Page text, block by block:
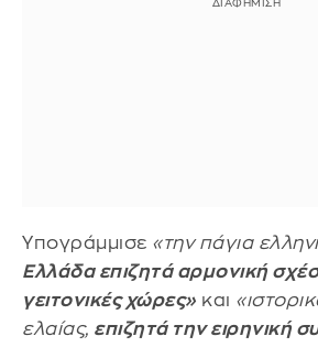
Υπογράμμισε «την πάγια
Ελλάδα επιζητά αρμονική
γειτονικές χώρες» και
ελαίας, επιζητά την ειρηνική